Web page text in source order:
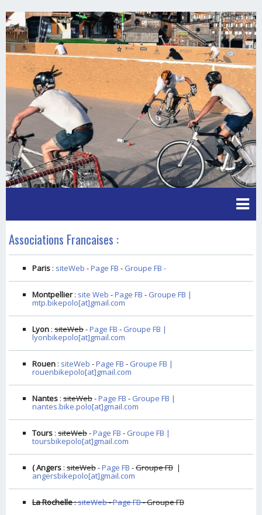
Associations Francaises :
Paris : siteWeb -Page FB - Groupe FB -
Montpellier: site Web -Page FB - Groupe FB |
mtp.bikepolo[at]gmail.com
Lyon : siteWeb-Page FB - Groupe FB |
lyonbikepolo[at]gmail.com
Rouen : siteWeb -Page FB - Groupe FB |
rouenbikepolo[at]gmail.com
Nantes : siteWeb-Page FB - Groupe FB |
nantes.bike.polo[at]gmail.com
Tours : siteWeb-Page FB - Groupe FB |
toursbikepolo[at]gmail.com
( Angers : siteWeb-Page FB -Groupe FB |
angersbikepolo[at]gmail.com
La Rochelle:siteWeb-Page FB- Groupe FB